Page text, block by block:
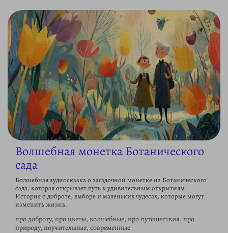
Волшебная монетка Ботанического
сада
Волшебная аудиосказка о загадочной монетке из Ботанического
сада, которая открывает путь к удивительным открытиям.
История о доброте, выборе и маленьких чудесах, которые могут
изменить жизнь.
про доброту, про цветы, волшебные, про путешествия, про
природу, поучительные, современные